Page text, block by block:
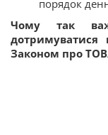
порядок
Чому так
дотримуватися
Законом про